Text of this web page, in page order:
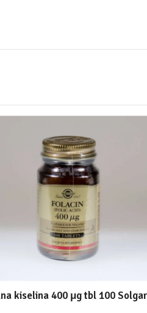
kiselina 400 μg tbl 100 Solgar